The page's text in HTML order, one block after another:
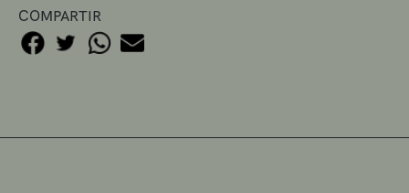
COMPARTIR